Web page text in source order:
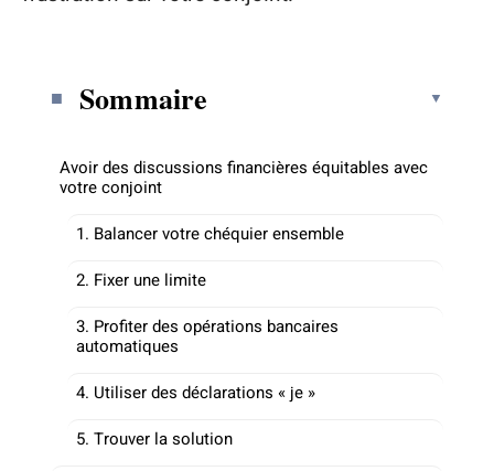
Sommaire
Avoir des discussions financières équitables avec
votre conjoint
1. Balancer votre chéquier ensemble
2. Fixer une limite
3. Profiter des opérations bancaires
automatiques
4. Utiliser des déclarations « je »
5. Trouver la solution